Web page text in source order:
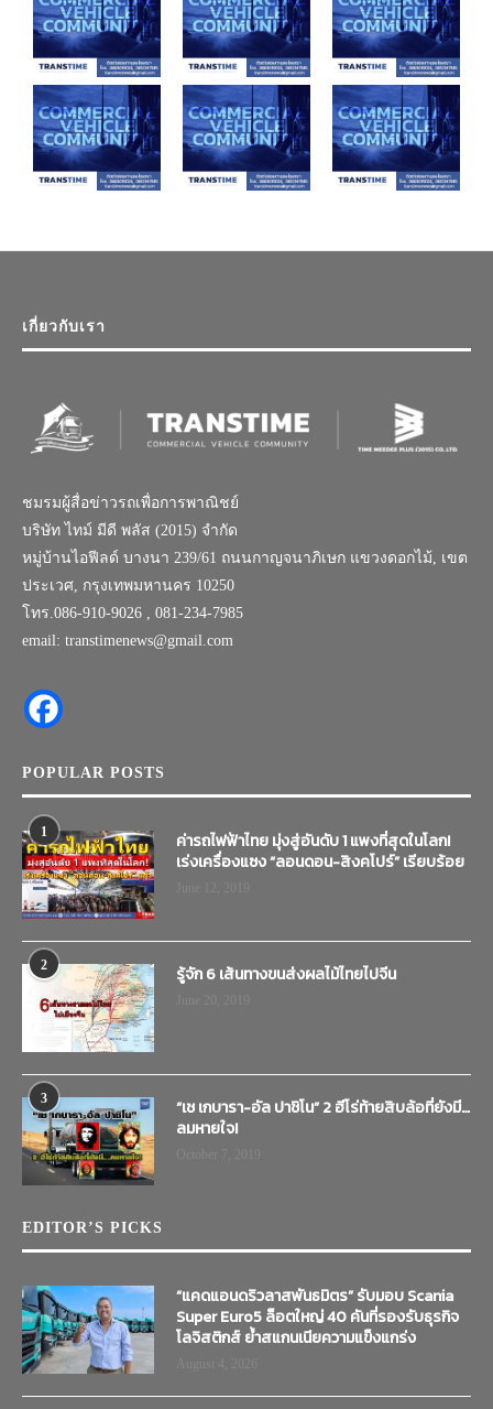
เกี่ยวกับเรา
ชมรมผู้สื่อข่าวรถเพื่อการพาณิชย์
บริษัท ไทม์ มีดี พลัส (2015) จำกัด
หมู่บ้านไอฟีลด์ บางนา 239/61 ถนนกาญจนาภิเษก แขวงดอกไม้, เขต
ประเวศ, กรุงเทพมหานคร 10250
โทร.086-910-9026 , 081-234-7985
email: transtimenews@gmail.com
POPULAR POSTS
1
ค่ารถไฟฟ้าไทย มุ่งสู่อันดับ 1 แพงที่สุดในโลก!
เร่งเครื่องแซง “ลอนดอน-สิงคโปร์” เรียบร้อย
2 รู้จัก 6 เส้นทางขนส่งผลไม้ไทยไปจีน
3
“เช เกบารา-อัล ปาชิโน” 2 ฮีโร่ท้ายสิบล้อที่ยังมี…
ลมหายใจ!
EDITOR’S PICKS
“แคดแอนดริวลาสพันธมิตร” รับมอบ Scania
Super Euro5 ล็อตใหญ่ 40 คันที่รองรับธุรกิจ
โลจิสติกส์ ย้ำสแกนเนียความแข็งแกร่ง